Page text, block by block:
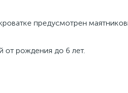
предусмотрен
от рождения до 6 лет.